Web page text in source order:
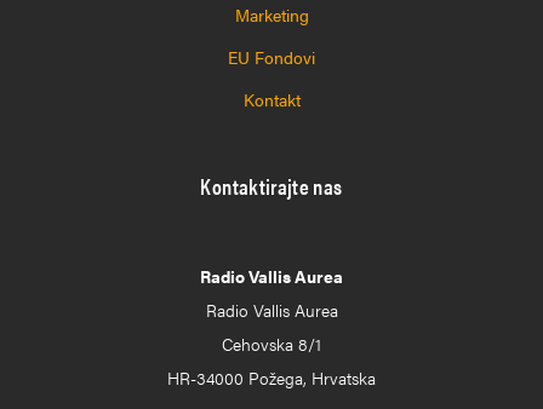
Marketing
EU Fondovi
Kontakt
Kontaktirajte nas
Radio Vallis Aurea
Radio Vallis Aurea
Cehovska 8/1
HR-34000 Požega, Hrvatska